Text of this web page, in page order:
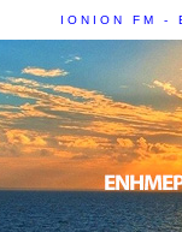
IONION FM -